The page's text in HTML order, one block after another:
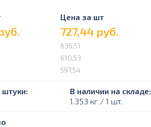
Цена за шт
727,44 руб.
636,51
610,53
597,54
В наличии на складе:
1.353 кг / 1 шт.